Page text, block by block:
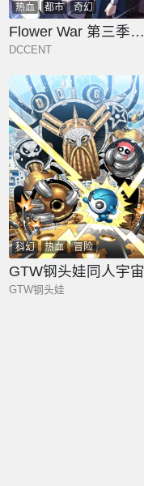
热血 都市 奇幻
Flower War 第三季 - The Beginning
DCCENT
科幻 热血 冒险
GTW钢头娃同人宇宙
GTW钢头娃